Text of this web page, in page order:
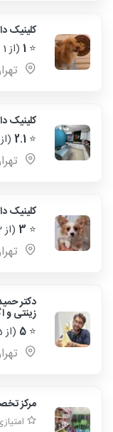
کلینیک
⭐
1 (از 1 رای)
کلینیک
⭐
2.1 (از 7 رای)
کلینیک
⭐
3 (از 2 رای)
دکتر
زینتی و
⭐
5 (از 5 رای)
مرکز